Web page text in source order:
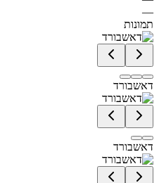
—
תמונות
דאשבורד
דאשבורד